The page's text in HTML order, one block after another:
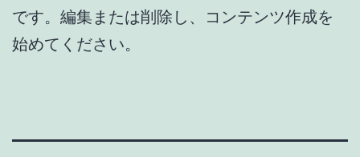
です。編集または削除し、コンテンツ作成を
始めてください。